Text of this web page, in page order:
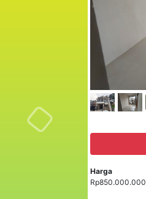
Harga
Rp850.000.000